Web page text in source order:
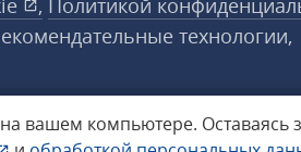
вашем компьютере. Оставаясь
, Политикой
технологии,